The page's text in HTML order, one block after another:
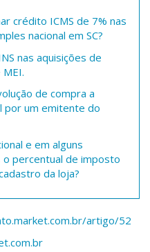
crédito ICMS de 7% nas
nacional em SC?
nas aquisições de
de compra a
por um emitente do
e em alguns
percentual de imposto
da loja?
artigo/52